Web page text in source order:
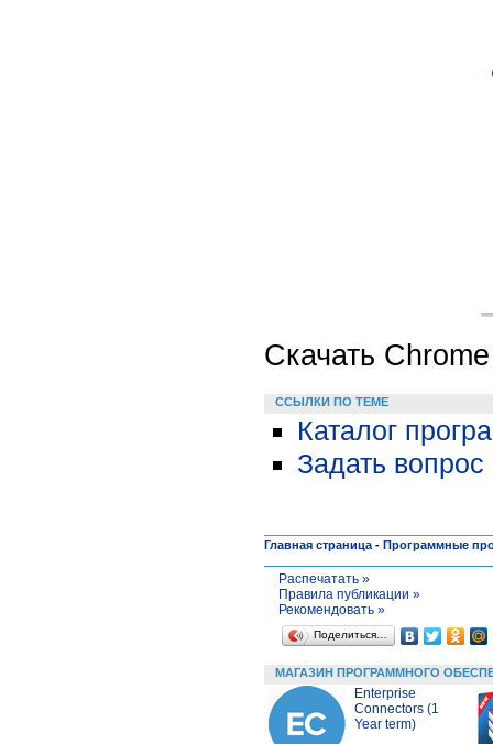
Скачать
ССЫЛКИ ПО ТЕМЕ
Каталог
Задать
Главная страница - Программные
Распечатать »
Правила публикации »
Рекомендовать »
Поделиться…
МАГАЗИН ПРОГРАММНОГО
Enterprise
Connectors (1
Year term)